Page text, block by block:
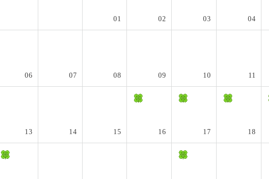
01 02 03 04
06 07 08 09 10 11
13 14 15 16 17 18